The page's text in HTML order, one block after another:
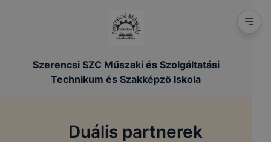
Szerencsi SZC Műszaki és Szolgáltatási
Technikum és Szakképző Iskola
Duális partnerek